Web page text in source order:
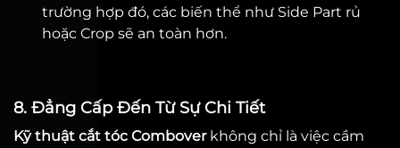
trường hợp đó, các biến thể như Side Part rủ
hoặc Crop sẽ an toàn hơn.
8. Đẳng Cấp Đến Từ Sự Chi Tiết
Kỹ thuật cắt tóc Comboverkhông chỉ là việc cầm